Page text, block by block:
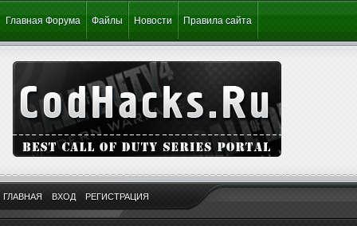
Главная Форума Файлы Новости Правила сайта
ГЛАВНАЯ ВХОД РЕГИСТРАЦИЯ